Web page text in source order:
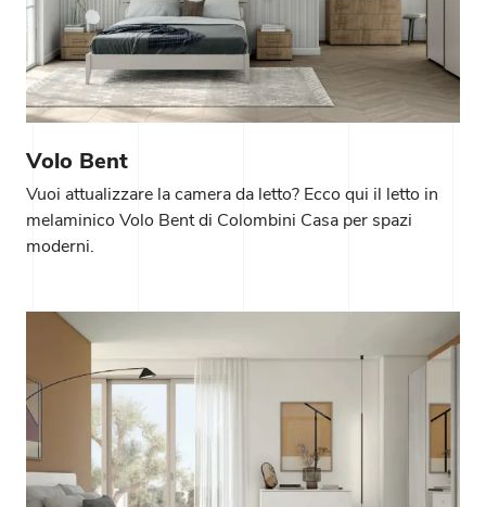
Volo Bent
Vuoi attualizzare la camera da letto? Ecco qui il letto in
melaminico Volo Bent di Colombini Casa per spazi
moderni.